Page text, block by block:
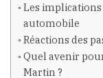
Les
automobile
Réactions des
Quel avenir
Martin ?